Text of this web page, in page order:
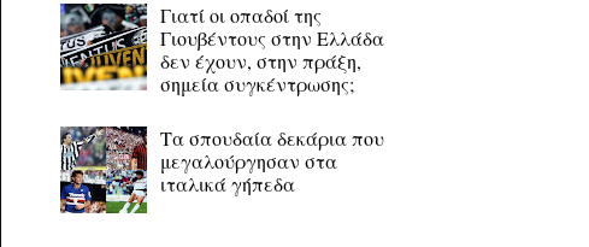
Γιατί οι οπαδοί της
Γιουβέντους στην Ελλάδα
δεν έχουν, στην πράξη,
σημεία συγκέντρωσης;
Τα σπουδαία δεκάρια που
μεγαλούργησαν στα
ιταλικά γήπεδα